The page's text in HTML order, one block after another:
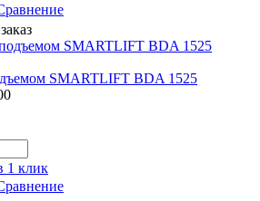
SMARTLIFT BDA 1525
1 клик